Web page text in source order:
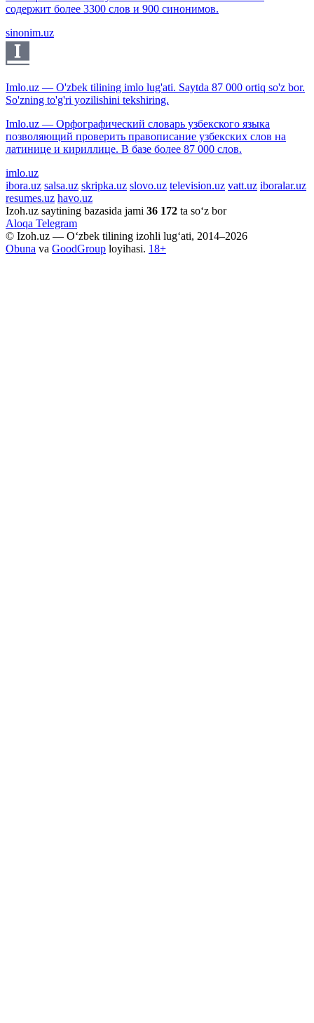
содержит более 3300 слов и 900 синонимов.
sinonim.uz
Imlo.uz — O'zbek tilining imlo lug'ati. Saytda 87 000 ortiq so'z bor.
So'zning to'g'ri yozilishini tekshiring.
Imlo.uz — Орфографический словарь узбекского языка
позволяющий проверить правописание узбекских слов на
латинице и кириллице. В базе более 87 000 слов.
imlo.uz
ibora.uz salsa.uz skripka.uz slovo.uz television.uz vatt.uz iboralar.uz
resumes.uz havo.uz
Izoh.uz saytining bazasida jami 36 172 ta so‘z bor
Aloqa Telegram
© Izoh.uz — O‘zbek tilining izohli lug‘ati, 2014–2026
Obuna va GoodGroup loyihasi. 18+